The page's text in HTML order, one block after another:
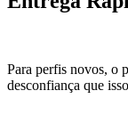
Para perfis novos, o
desconfiança que